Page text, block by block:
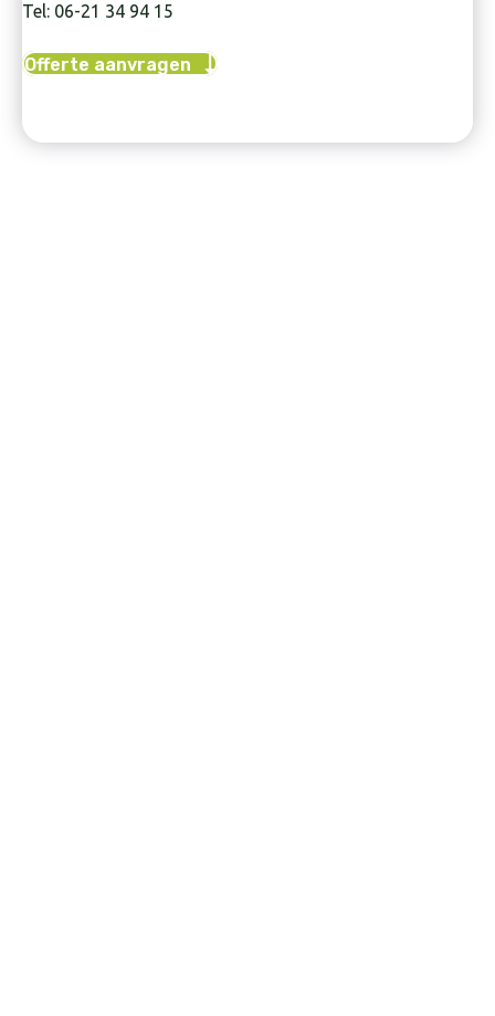
Tel: 06-21 34 94 15
Offerte aanvragen